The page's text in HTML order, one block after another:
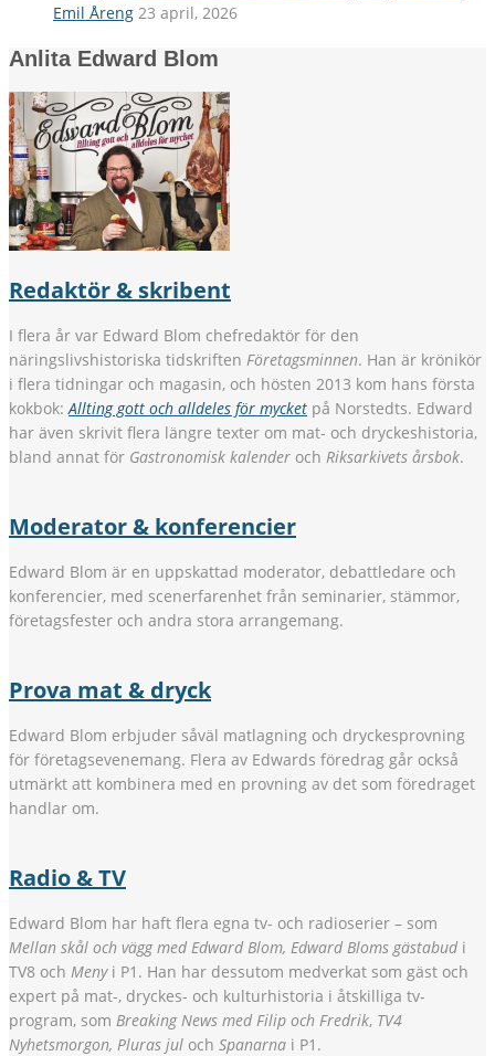
Emil Åreng 23 april, 2026
Anlita Edward Blom
Redaktör & skribent
I flera år var Edward Blom chefredaktör för den
näringslivshistoriska tidskriften Företagsminnen. Han är krönikör
i flera tidningar och magasin, och hösten 2013 kom hans första
kokbok:Allting gott och alldeles för mycket på Norstedts. Edward
har även skrivit flera längre texter om mat- och dryckeshistoria,
bland annat för Gastronomisk kalender och Riksarkivets årsbok.
Moderator & konferencier
Edward Blom är en uppskattad moderator, debattledare och
konferencier, med scenerfarenhet från seminarier, stämmor,
företagsfester och andra stora arrangemang.
Prova mat & dryck
Edward Blom erbjuder såväl matlagning och dryckesprovning
för företagsevenemang. Flera av Edwards föredrag går också
utmärkt att kombinera med en provning av det som föredraget
handlar om.
Radio & TV
Edward Blom har haft flera egna tv- och radioserier – som
Mellan skål och vägg med Edward Blom, Edward Bloms gästabud i
TV8 och Menyi P1. Han har dessutom medverkat som gäst och
expert på mat-, dryckes- och kulturhistoria i åtskilliga tv-
program, som Breaking News med Filip och Fredrik, TV4
Nyhetsmorgon, Pluras jul och Spanarna i P1.